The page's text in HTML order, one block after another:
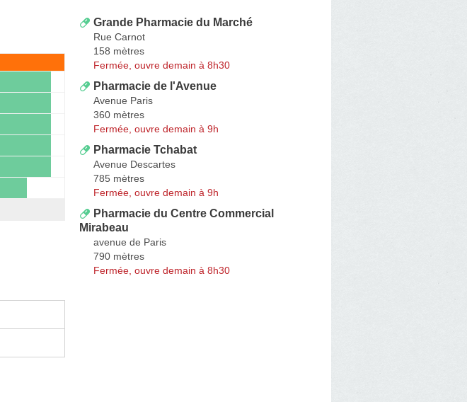
Grande Pharmacie du Marché
Rue Carnot
158 mètres
Fermée, ouvre demain à 8h30
Pharmacie de l'Avenue
Avenue Paris
360 mètres
Fermée, ouvre demain à 9h
Pharmacie Tchabat
Avenue Descartes
785 mètres
Fermée, ouvre demain à 9h
Pharmacie du Centre Commercial
Mirabeau
avenue de Paris
790 mètres
Fermée, ouvre demain à 8h30